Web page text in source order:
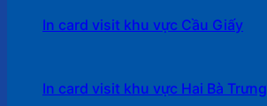
In card visit khu vực Cầu Giấy
In card visit khu vực Hai Bà Trưng